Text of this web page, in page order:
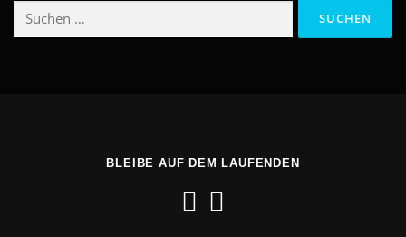
Suchen
BLEIBE AUF DEM LAUFENDEN